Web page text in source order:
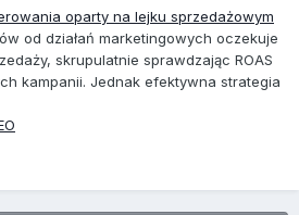
oparty na lejku sprzedażowym
od działań marketingowych oczekuje
skrupulatnie sprawdzając ROAS
kampanii. Jednak efektywna strategia